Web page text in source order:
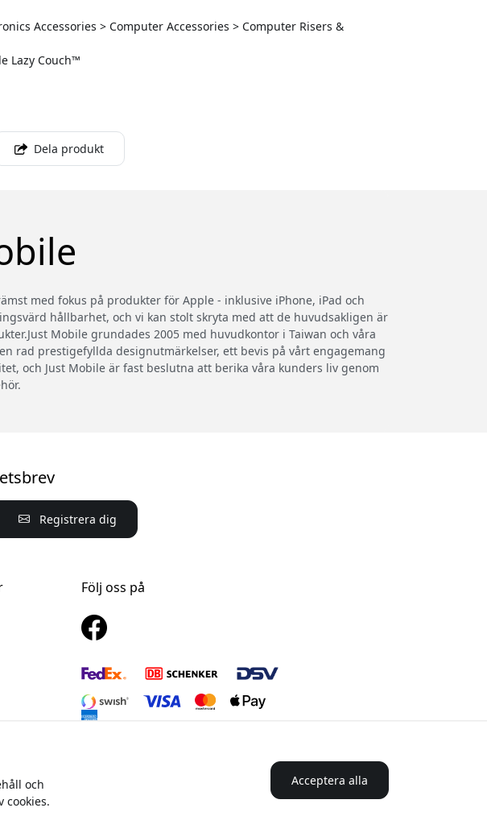
Accessories > Computer Accessories > Computer Risers &
Lazy Couch™
Dela produkt
med fokus på produkter för Apple - inklusive iPhone, iPad och
hållbarhet, och vi kan stolt skryta med att de huvudsakligen är
Mobile grundades 2005 med huvudkontor i Taiwan och våra
rad prestigefyllda designutmärkelser, ett bevis på vårt engagemang
och Just Mobile är fast beslutna att berika våra kunders liv genom
Registrera dig
Följ oss på
för Just Mobile® i Sverige
och
cookies.
Acceptera alla